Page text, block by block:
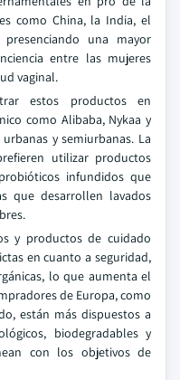
como China, la India, el
una mayor
entre las mujeres
vaginal.
estos productos en
como Alibaba, Nykaa y
y semiurbanas. La
utilizar productos
infundidos que
que desarrollen lavados
y productos de cuidado
en cuanto a seguridad,
lo que aumenta el
de Europa, como
están más dispuestos a
biodegradables y
con los objetivos de